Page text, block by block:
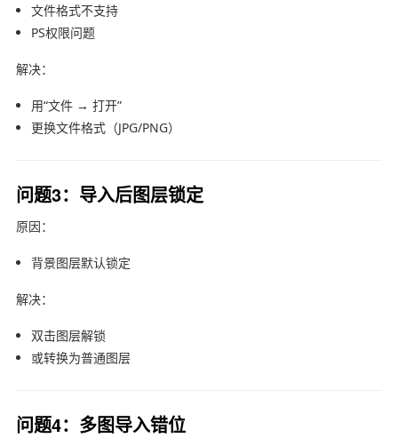
文件格式不支持
PS权限问题
解决：
用“文件 → 打开”
更换文件格式（JPG/PNG）
问题3：导入后图层锁定
原因：
背景图层默认锁定
解决：
双击图层解锁
或转换为普通图层
问题4：多图导入错位